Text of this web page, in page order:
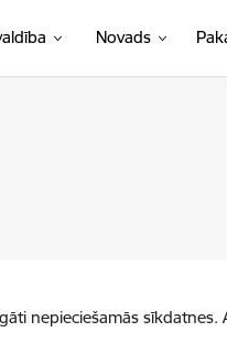
Novads
nepieciešamās